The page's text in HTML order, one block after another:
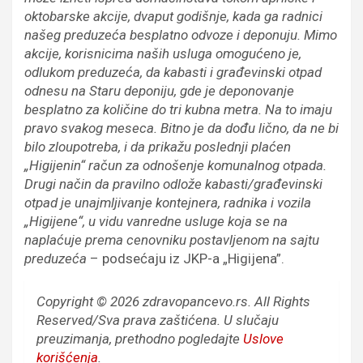
oktobarske akcije, dvaput godišnje, kada ga radnici
našeg preduzeća besplatno odvoze i deponuju. Mimo
akcije, korisnicima naših usluga omogućeno je,
odlukom preduzeća, da kabasti i građevinski otpad
odnesu na Staru deponiju, gde je deponovanje
besplatno za količine do tri kubna metra. Na to imaju
pravo svakog meseca. Bitno je da dođu lično, da ne bi
bilo zloupotreba, i da prikažu poslednji plaćen
„Higijenin“ račun za odnošenje komunalnog otpada.
Drugi način da pravilno odlože kabasti/građevinski
otpad je unajmljivanje kontejnera, radnika i vozila
„Higijene“, u vidu vanredne usluge koja se na
naplaćuje prema cenovniku postavljenom na sajtu
preduzeća – podsećaju iz JKP-a „Higijena”.
Copyright © 2026 zdravopancevo.rs. All Rights
Reserved/Sva prava zaštićena. U slučaju
preuzimanja, prethodno pogledajte Uslove
korišćenja.